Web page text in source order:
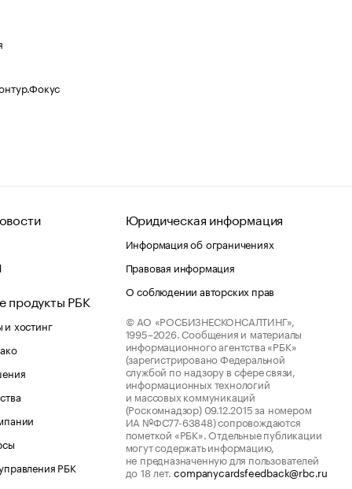
продукты РБК
хостинг
РБК
Юридическая информация
Информация об ограничениях
Правовая информация
О соблюдении авторских прав
© АО «РОСБИЗНЕСКОНСАЛТИНГ»,
1995–2026. Сообщения и материалы
информационного агентства «РБК»
(зарегистрировано Федеральной
службой по надзору в сфере связи,
информационных технологий
и массовых коммуникаций
(Роскомнадзор) 09.12.2015 за номером
ИА №ФС77-63848) сопровождаются
пометкой «РБК». Отдельные публикации
могут содержать информацию,
не предназначенную для пользователей
до 18 лет.companycardsfeedback@rbc.ru